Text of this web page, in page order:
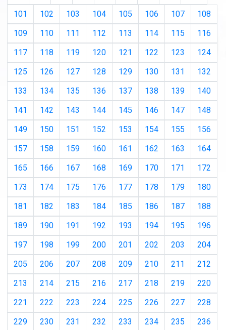
101
102 103 104 105 106 107
108
109
110 111 112 113 114 115
116
117
118 119 120 121 122 123
124
125
126 127 128 129 130 131
132
133
134 135 136 137 138 139
140
141
142 143 144 145 146 147
148
149
150 151 152 153 154 155
156
157
158 159 160 161 162 163
164
165
166 167 168 169 170 171
172
173
174 175 176 177 178 179
180
181
182 183 184 185 186 187
188
189
190 191 192 193 194 195
196
197
198 199 200 201 202 203
204
205
206 207 208 209 210 211
212
213
214 215 216 217 218 219
220
221
222 223 224 225 226 227
228
229
230 231 232 233 234 235
236